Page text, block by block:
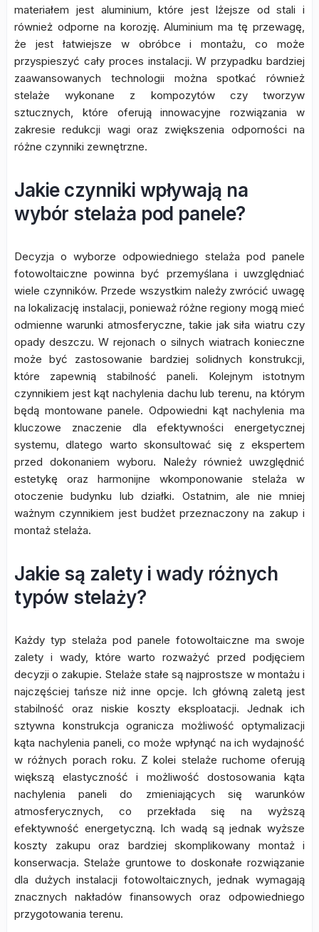
materiałem jest aluminium, które jest lżejsze od stali i
również odporne na korozję. Aluminium ma tę przewagę,
że jest łatwiejsze w obróbce i montażu, co może
przyspieszyć cały proces instalacji. W przypadku bardziej
zaawansowanych technologii można spotkać również
stelaże wykonane z kompozytów czy tworzyw
sztucznych, które oferują innowacyjne rozwiązania w
zakresie redukcji wagi oraz zwiększenia odporności na
różne czynniki zewnętrzne.
Jakie czynniki wpływają na
wybór stelaża pod panele?
Decyzja o wyborze odpowiedniego stelaża pod panele
fotowoltaiczne powinna być przemyślana i uwzględniać
wiele czynników. Przede wszystkim należy zwrócić uwagę
na lokalizację instalacji, ponieważ różne regiony mogą mieć
odmienne warunki atmosferyczne, takie jak siła wiatru czy
opady deszczu. W rejonach o silnych wiatrach konieczne
może być zastosowanie bardziej solidnych konstrukcji,
które zapewnią stabilność paneli. Kolejnym istotnym
czynnikiem jest kąt nachylenia dachu lub terenu, na którym
będą montowane panele. Odpowiedni kąt nachylenia ma
kluczowe znaczenie dla efektywności energetycznej
systemu, dlatego warto skonsultować się z ekspertem
przed dokonaniem wyboru. Należy również uwzględnić
estetykę oraz harmonijne wkomponowanie stelaża w
otoczenie budynku lub działki. Ostatnim, ale nie mniej
ważnym czynnikiem jest budżet przeznaczony na zakup i
montaż stelaża.
Jakie są zalety i wady różnych
typów stelaży?
Każdy typ stelaża pod panele fotowoltaiczne ma swoje
zalety i wady, które warto rozważyć przed podjęciem
decyzji o zakupie. Stelaże stałe są najprostsze w montażu i
najczęściej tańsze niż inne opcje. Ich główną zaletą jest
stabilność oraz niskie koszty eksploatacji. Jednak ich
sztywna konstrukcja ogranicza możliwość optymalizacji
kąta nachylenia paneli, co może wpłynąć na ich wydajność
w różnych porach roku. Z kolei stelaże ruchome oferują
większą elastyczność i możliwość dostosowania kąta
nachylenia paneli do zmieniających się warunków
atmosferycznych, co przekłada się na wyższą
efektywność energetyczną. Ich wadą są jednak wyższe
koszty zakupu oraz bardziej skomplikowany montaż i
konserwacja. Stelaże gruntowe to doskonałe rozwiązanie
dla dużych instalacji fotowoltaicznych, jednak wymagają
znacznych nakładów finansowych oraz odpowiedniego
przygotowania terenu.